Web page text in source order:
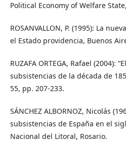
Political Economy of Welfare
ROSANVALLON, P. (1995): La
el Estado providencia, Buenos
RUZAFA ORTEGA, Rafael (2004):
subsistencias de la década de
55, pp. 207-233.
SÁNCHEZ ALBORNOZ, Nicolás
subsistencias de España en el
Nacional del Litoral, Rosario.